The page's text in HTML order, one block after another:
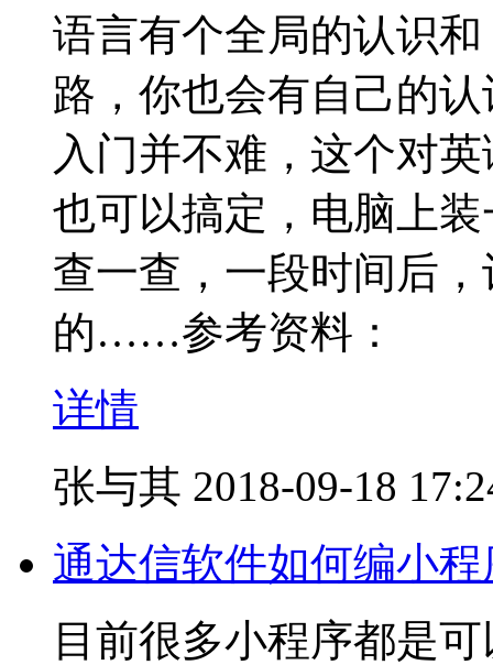
语言有个全局的认识
路，你也会有自己的
入门并不难，这个对
也可以搞定，电脑上
查一查，一段时间后
的……参考资料：
详情
张与其 2018-09-18
通达信软件如何编小程
目前很多小程序都是